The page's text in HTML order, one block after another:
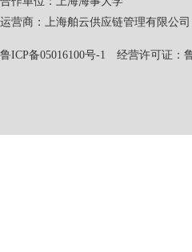
运营商：上海舶云供应链管理
鲁ICP备05016100号-1 经营许可证：